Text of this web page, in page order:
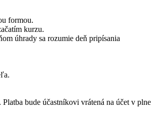
formou.
kurzu.
úhrady sa rozumie deň pripísania
bude účastníkovi vrátená na účet v plne